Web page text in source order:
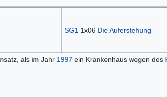
SG1 1x06 Die Auferstehung
als im Jahr 1997 ein Krankenhaus wegen des